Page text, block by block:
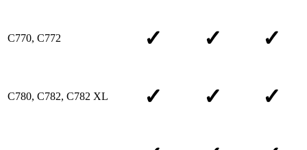
C770, C772 ✓ ✓ ✓
C780, C782, C782 XL ✓ ✓ ✓